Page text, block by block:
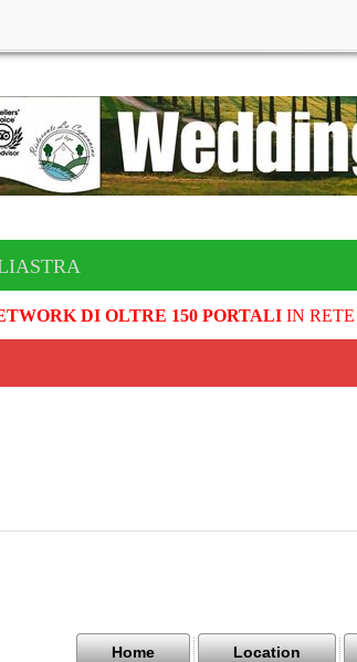
DI OLTRE 150 PORTALIIN RETE
Home Location